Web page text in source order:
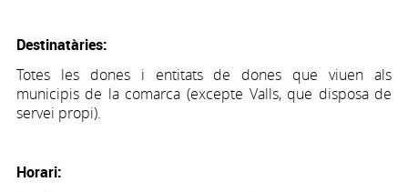
Destinatàries:
Totes les dones i entitats de dones que viuen als
municipis de la comarca (excepte Valls, que disposa de
servei propi).
Horari: